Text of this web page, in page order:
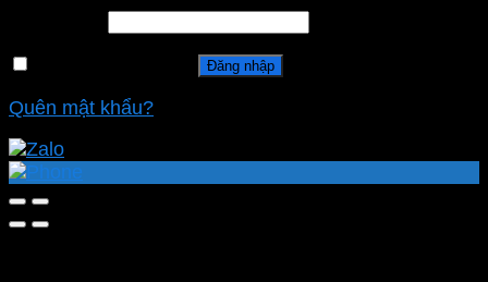
Đăng nhập
Quên mật khẩu?